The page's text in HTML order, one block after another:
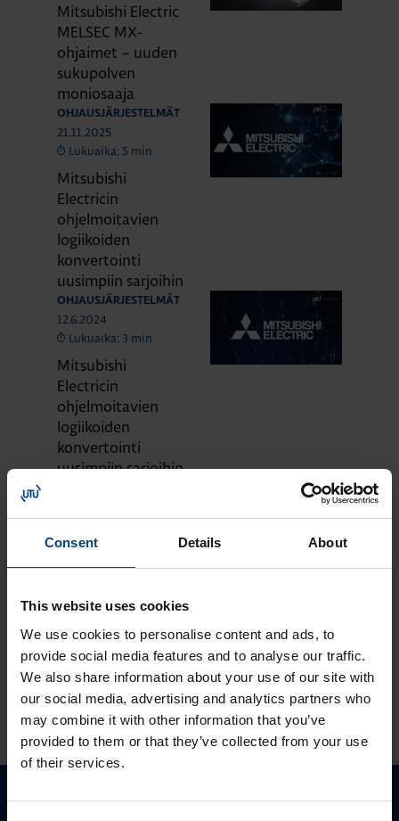
Consent Details About
This website uses cookies
We use cookies to personalise content and ads, to
provide social media features and to analyse our traffic.
We also share information about your use of our site with
our social media, advertising and analytics partners who
may combine it with other information that you’ve
provided to them or that they’ve collected from your use
of their services.
Mitsubishi Electric
MELSEC MX-
ohjaimet – uuden
sukupolven
moniosaaja
OHJAUSJÄRJESTELMÄT
21.11.2025
Lukuaika: 5 min
Mitsubishi
Electricin
ohjelmoitavien
logiikoiden
konvertointi
uusimpiin sarjoihin
OHJAUSJÄRJESTELMÄT
12.6.2024
Lukuaika: 3 min
Mitsubishi
Electricin
ohjelmoitavien
logiikoiden
konvertointi
uusimpiin sarjoihin
Lukuaika: 1 min
Tutustu ja ota
MyMitsubishi web-
portaali
KATSO LISÄÄ ARTIKKELEITA